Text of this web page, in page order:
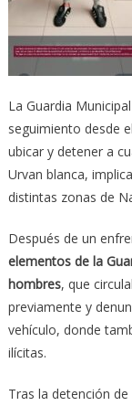
La Guardia
seguimiento desde
ubicar y detener a
Urvan blanca,
distintas zonas de
Después de un
elementos de la
hombres, que
previamente y
vehículo, donde
ilícitas.
Tras la detención